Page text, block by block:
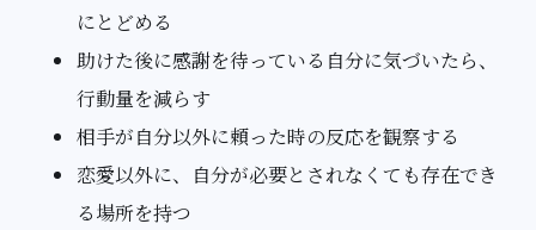
にとどめる
助けた後に感謝を待っている自分に気づいたら、
行動量を減らす
相手が自分以外に頼った時の反応を観察する
恋愛以外に、自分が必要とされなくても存在でき
る場所を持つ